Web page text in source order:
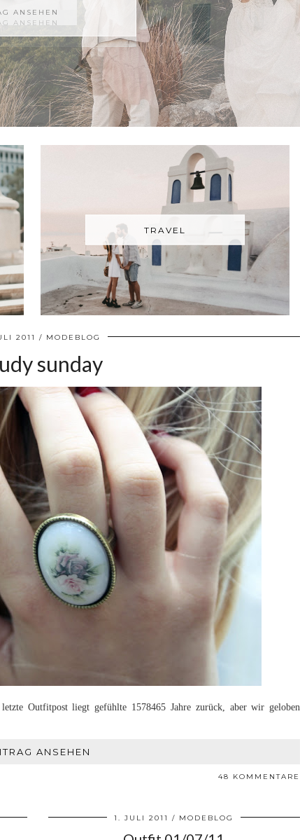
ANSEHEN
TRAVEL
2011 MODEBLOG
sunday
Outfitpost liegt gefühlte 1578465 Jahre zurück, aber wir geloben
ANSEHEN
48 KOMMENTARE
1. JULI 2011 MODEBLOG